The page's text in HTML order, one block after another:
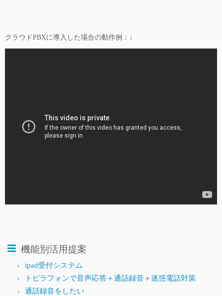
クラウドPBXに導入した場合の動作例：↓
機能別活用提案
ipad受付システム
トビラフォンで音声応答＋通話録音＋迷惑電話対策
通話録音をしたい